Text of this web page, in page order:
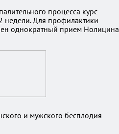
процесса курс
недели. Для профилактики
однократный прием Нолицина
и мужского бесплодия